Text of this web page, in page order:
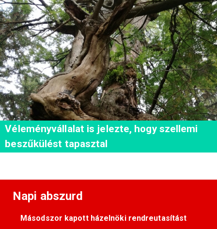
Véleményvállalat is jelezte, hogy szellemi
beszűkülést tapasztal
Napi abszurd
Másodszor kapott házelnöki rendreutasítást